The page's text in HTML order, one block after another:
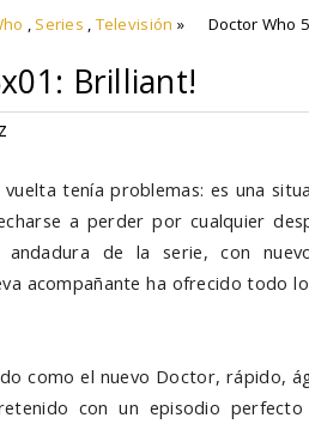
, Series ,Televisión » Doctor Who
Brilliant!
vuelta tenía problemas: es una
a perder por cualquier
de la serie, con
acompañante ha ofrecido todo
como el nuevo Doctor, rápido,
con un episodio